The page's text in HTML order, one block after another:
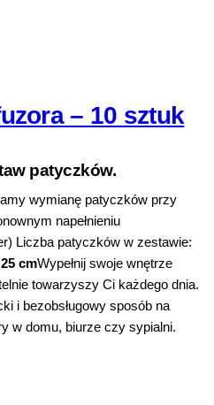
– 10 sztuk
patyczków.
wymianę patyczków przy
napełnieniu
Liczba patyczków w zestawie:
25 cmWypełnij swoje wnętrze
towarzyszy Ci każdego dnia.
i bezobsługowy sposób na
w domu, biurze czy sypialni.